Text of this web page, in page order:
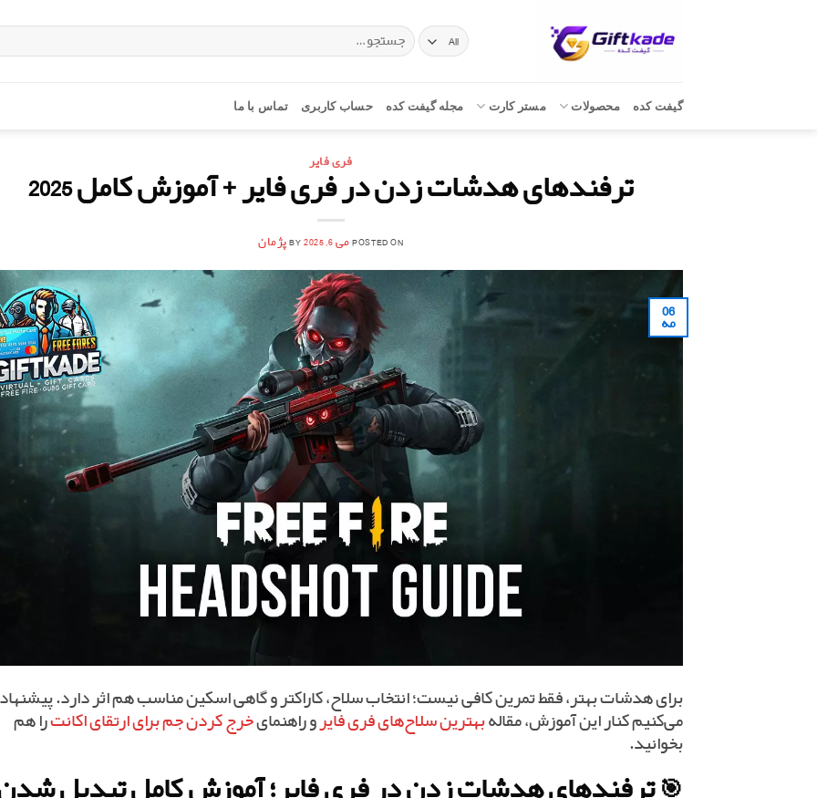
جستجو
برای:
گیفت کده محصولات مستر کارت مجله گیفت کده حساب کاربری تماس با ما
فری فایر
ترفندهای هدشات زدن در فری فایر + آموزش کامل 2025
POSTED ONمی 6, 2025 BYپژمان
06
مه
برای هدشات بهتر، فقط تمرین کافی نیست؛ انتخاب سلاح، کاراکتر و گاهی اسکین مناسب هم اثر دارد. پیشنهاد
می‌کنیم کنار این آموزش، مقالهبهترین سلاح‌های فری فایرو راهنمایخرج کردن جم برای ارتقای اکانترا هم
بخوانید.